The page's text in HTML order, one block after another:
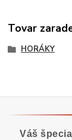
Tovar
HORÁKY
Váš